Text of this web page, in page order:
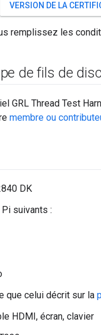
VERSION DE LA
remplissez les
de fils de
GRL Thread Test
membre ou
DK
suivants :
que celui décrit sur la
HDMI, écran, clavier